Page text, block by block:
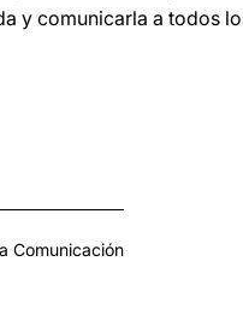
y comunicarla a todos
Comunicación